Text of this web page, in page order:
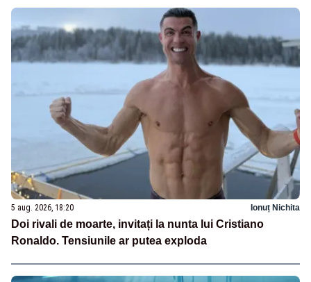
5 aug. 2026, 18:20 Ionuț Nichita
Doi rivali de moarte, invitați la nunta lui Cristiano
Ronaldo. Tensiunile ar putea exploda